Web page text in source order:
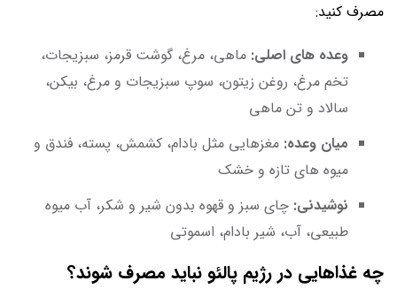
مصرف کنید:
وعده های اصلی: ماهی، مرغ، گوشت قرمز، سبزیجات،
تخم مرغ، روغن زیتون، سوپ سبزیجات و مرغ، بیکن،
سالاد و تن ماهی
میان وعده: مغزهایی مثل بادام، کشمش، پسته، فندق و
میوه های تازه و خشک
نوشیدنی: چای سبز و قهوه بدون شیر و شکر، آب میوه
طبیعی، آب، شیر بادام، اسموتی
چه غذاهایی در رژیم پالئو نباید مصرف شوند؟